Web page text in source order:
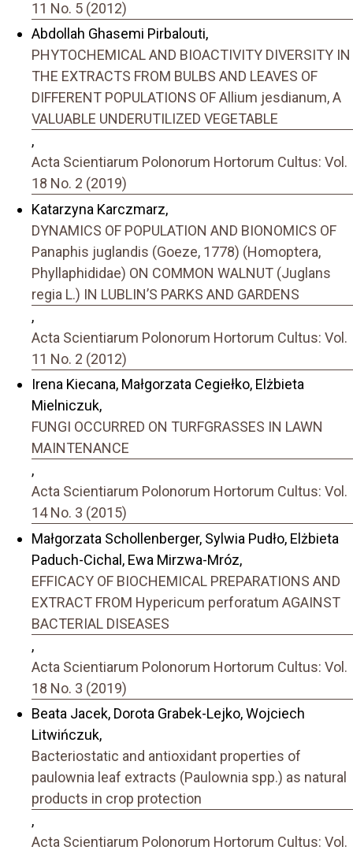
11 No. 5 (2012)
Abdollah Ghasemi Pirbalouti,
PHYTOCHEMICAL AND BIOACTIVITY DIVERSITY IN
THE EXTRACTS FROM BULBS AND LEAVES OF
DIFFERENT POPULATIONS OF Allium jesdianum, A
VALUABLE UNDERUTILIZED VEGETABLE
,
Acta Scientiarum Polonorum Hortorum Cultus: Vol.
18 No. 2 (2019)
Katarzyna Karczmarz,
DYNAMICS OF POPULATION AND BIONOMICS OF
Panaphis juglandis (Goeze, 1778) (Homoptera,
Phyllaphididae) ON COMMON WALNUT (Juglans
regia L.) IN LUBLIN’S PARKS AND GARDENS
,
Acta Scientiarum Polonorum Hortorum Cultus: Vol.
11 No. 2 (2012)
Irena Kiecana, Małgorzata Cegiełko, Elżbieta
Mielniczuk,
FUNGI OCCURRED ON TURFGRASSES IN LAWN
MAINTENANCE
,
Acta Scientiarum Polonorum Hortorum Cultus: Vol.
14 No. 3 (2015)
Małgorzata Schollenberger, Sylwia Pudło, Elżbieta
Paduch-Cichal, Ewa Mirzwa-Mróz,
EFFICACY OF BIOCHEMICAL PREPARATIONS AND
EXTRACT FROM Hypericum perforatum AGAINST
BACTERIAL DISEASES
,
Acta Scientiarum Polonorum Hortorum Cultus: Vol.
18 No. 3 (2019)
Beata Jacek, Dorota Grabek-Lejko, Wojciech
Litwińczuk,
Bacteriostatic and antioxidant properties of
paulownia leaf extracts (Paulownia spp.) as natural
products in crop protection
,
Acta Scientiarum Polonorum Hortorum Cultus: Vol.